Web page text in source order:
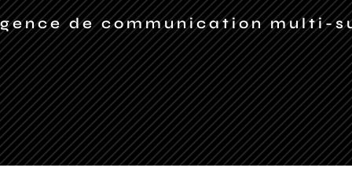
de communication multi-